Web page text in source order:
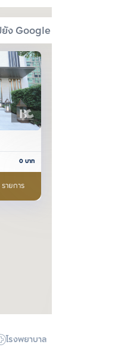
ยัง Google Map
0บาท
ายการ
โรงพยาบาล